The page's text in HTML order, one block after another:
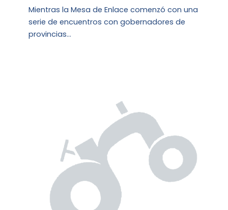
Mientras la Mesa de Enlace comenzó con una
serie de encuentros con gobernadores de
provincias…